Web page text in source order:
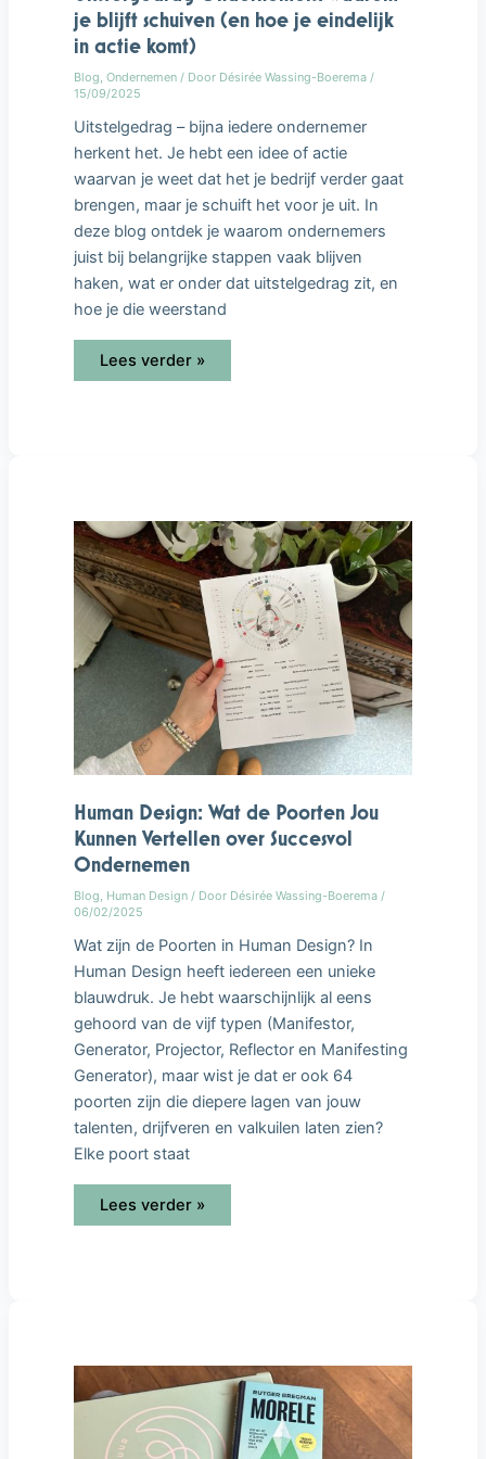
je blijft schuiven (en hoe je eindelijk
in actie komt)
Blog, Ondernemen/ Door Désirée Wassing-Boerema /
15/09/2025
Uitstelgedrag – bijna iedere ondernemer
herkent het. Je hebt een idee of actie
waarvan je weet dat het je bedrijf verder gaat
brengen, maar je schuift het voor je uit. In
deze blog ontdek je waarom ondernemers
juist bij belangrijke stappen vaak blijven
haken, wat er onder dat uitstelgedrag zit, en
hoe je die weerstand
Lees verder »
Human Design: Wat de Poorten Jou
Kunnen Vertellen over Succesvol
Ondernemen
Blog, Human Design/ Door Désirée Wassing-Boerema /
06/02/2025
Wat zijn de Poorten in Human Design? In
Human Design heeft iedereen een unieke
blauwdruk. Je hebt waarschijnlijk al eens
gehoord van de vijf typen (Manifestor,
Generator, Projector, Reflector en Manifesting
Generator), maar wist je dat er ook 64
poorten zijn die diepere lagen van jouw
talenten, drijfveren en valkuilen laten zien?
Elke poort staat
Poorten
Jou
Kunnen
Vertellen
over
Succesvol
Ondernemen
Lees verder »
Bregman